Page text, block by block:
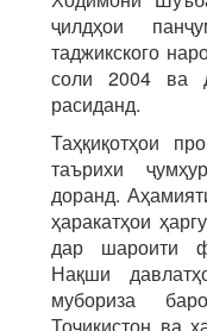
ҷилдҳои
таджикского
соли 2004 ва
расиданд.
Таҳқиқотҳои
таърихи
доранд.
ҳаракатҳои
дар шароити
Нақши
мубориза